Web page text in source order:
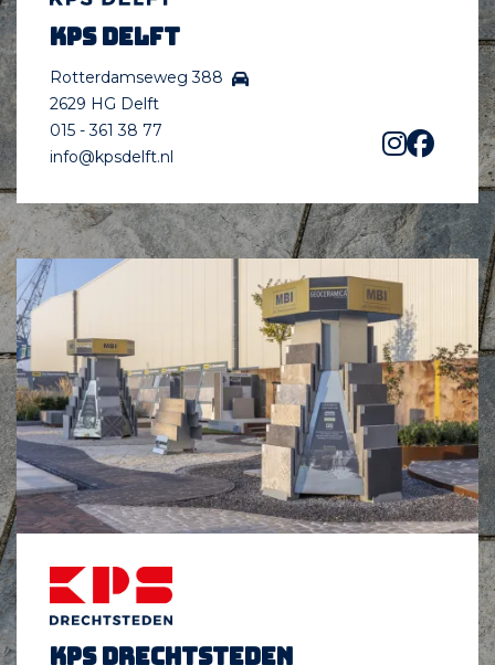
KPS Delft
Rotterdamseweg 388
2629 HG Delft
015 - 361 38 77
info@kpsdelft.nl
KPS Drechtsteden